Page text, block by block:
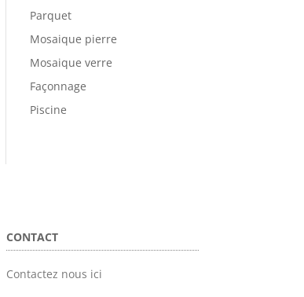
Parquet
Mosaique pierre
Mosaique verre
Façonnage
Piscine
CONTACT
Contactez nous ici